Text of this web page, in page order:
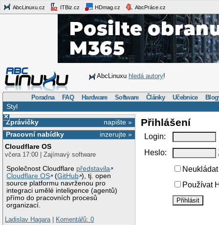
AbcLinuxu.cz ITBiz.cz HDmag.cz AbcPráce.cz
AbcLinuxu hledá autory!
Poradna FAQ Hardware Software Články Učebnice
Styl
×
napište »
Zprávičky
inzerujte »
Pracovní nabídky
Cloudflare OS
včera 17:00 | Zajímavý software
Společnost Cloudflare představila
Cloudflare OS
(GitHub ), tj. open
source platformu navrženou pro
integraci umělé inteligence (agentů)
přímo do pracovních procesů
organizací.
Ladislav Hagara| Komentářů: 0
Přihlášení
Login:
Heslo:
Používat